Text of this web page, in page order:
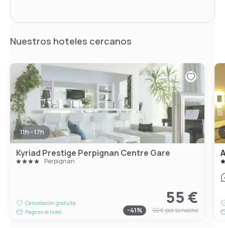
Nuestros hoteles cercanos
11h - 17h
Kyriad Prestige Perpignan Centre Gare
Perpignan
Cancelación gratuita
Pago en el hotel
55 €
-41% 92 €por la noche